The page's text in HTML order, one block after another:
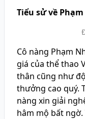
Tiểu sử về
Cô nàng Phạm
giá của thể thao
thân cũng như
thưởng cao quý.
nàng xin giải
hâm mộ bất ngờ.